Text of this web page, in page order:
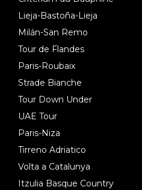
Lieja-Bastoña-Lieja
Milán-San Remo
Tour de Flandes
Paris-Roubaix
Strade Bianche
Tour Down Under
UAE Tour
Paris-Niza
Tirreno Adriatico
Volta a Catalunya
Itzulia Basque Country